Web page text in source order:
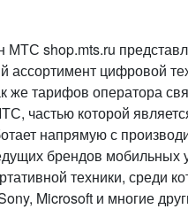
МТС shop.mts.ru
ассортимент цифровой
же тарифов оператора
частью которой
напрямую с
брендов мобильных
техники, среди
Microsoft и многие